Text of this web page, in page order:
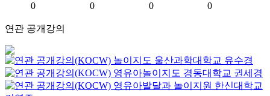
0 0 0 0
연관 공개강의
놀이지도 울산과학대학교 유수경
영유아놀이지도 경동대학교 권세경
영유아발달과 놀이지원 한신대학교